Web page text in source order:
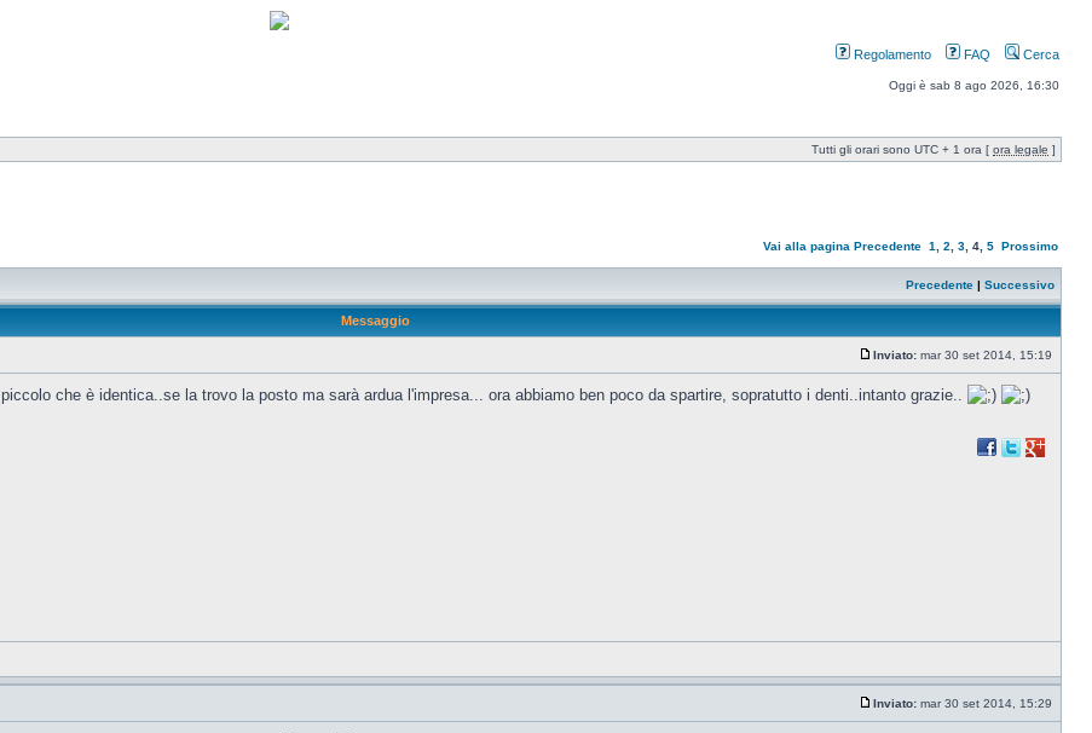
Regolamento FAQ Cerca
Oggi è sab 8 ago 2026, 16:30
Tutti gli orari sono UTC + 1 ora [ ora legale ]
Vai alla pagina Precedente 1 2 3 4 5 Prossimo
Precedente | Successivo
Messaggio
Inviato: mar 30 set 2014, 15:19
che è identica..se la trovo la posto ma sarà ardua l'impresa... ora abbiamo ben poco da spartire, sopratutto i denti..intanto grazie..
Inviato: mar 30 set 2014, 15:29